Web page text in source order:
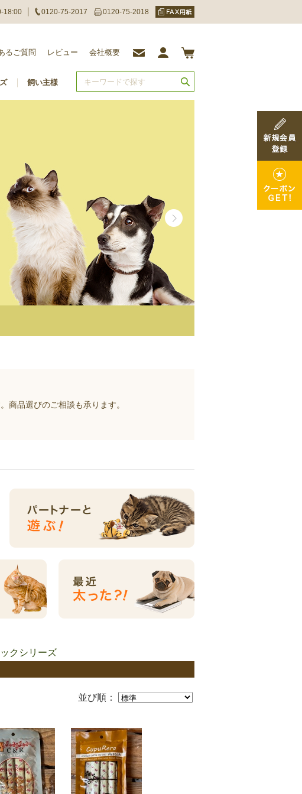
18:00 0120-75-2017 0120-75-2018
るご質問 レビュー 会社概要
飼い主様
商品選びのご相談も承ります。
クシリーズ
並び順：